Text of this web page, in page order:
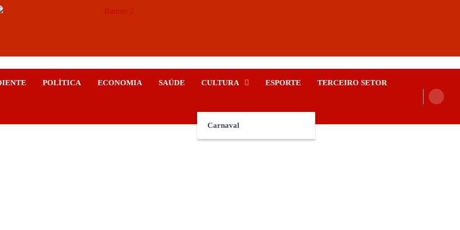
POLÍTICA ECONOMIA SAÚDE CULTURA
Carnaval
ESPORTE TERCEIRO SETOR